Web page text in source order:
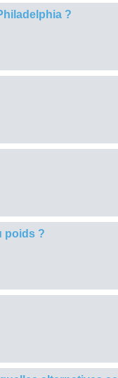
?
poids ?